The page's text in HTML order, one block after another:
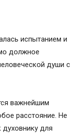
испытанием и
должное
души с
важнейшим
расстояние. Не
для